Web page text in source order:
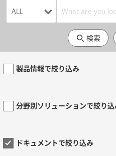
検索
製品情報で絞り込み
分野別ソリューションで絞り
ドキュメントで絞り込み